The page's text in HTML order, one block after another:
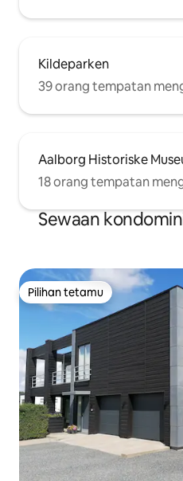
Kildeparken
39 orang tempatan
Aalborg Historiske
18 orang tempatan
Sewaan
Pilihan tetamu
Pilihan tetamu